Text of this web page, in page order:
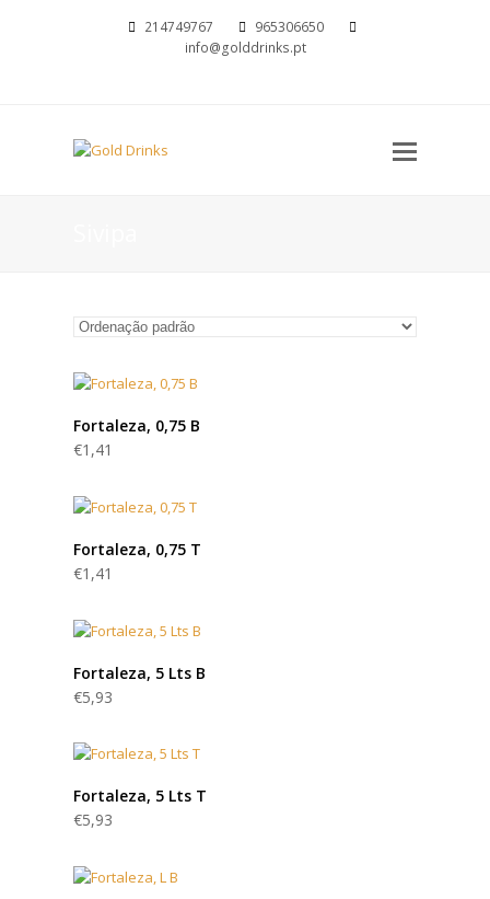
214749767
965306650
info@golddrinks.pt
Open
Fortaleza, 0,75 B
€1,41
Fortaleza, 0,75 T
€1,41
Fortaleza, 5 Lts B
€5,93
Fortaleza, 5 Lts T
€5,93